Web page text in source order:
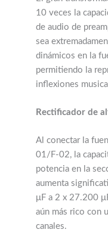
10 veces la
de audio de
sea
dinámicos en la
permitiendo la
inflexiones
Rectificador de
Al conectar la
01/F-02, la
potencia en la
aumenta
μF a 2 x 27.200
aún más rico con
canales.